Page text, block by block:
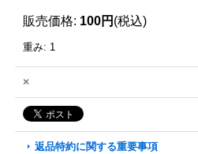
販売価格: 100円 (税込)
重み: 1
×
返品特約に関する重要事項